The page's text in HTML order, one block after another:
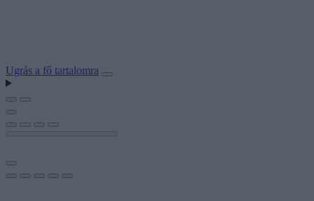
Ugrás a fő tartalomra